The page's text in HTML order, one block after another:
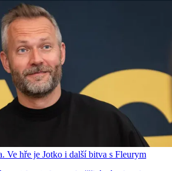
Ve hře je Jotko i další bitva s Fleurym